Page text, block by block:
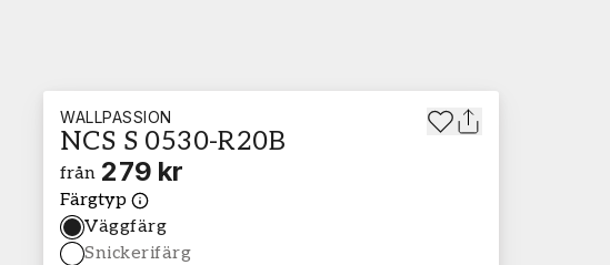
WALLPASSION
NCS S 0530-R20B
från 279 kr
Färgtyp
Väggfärg
Snickerifärg